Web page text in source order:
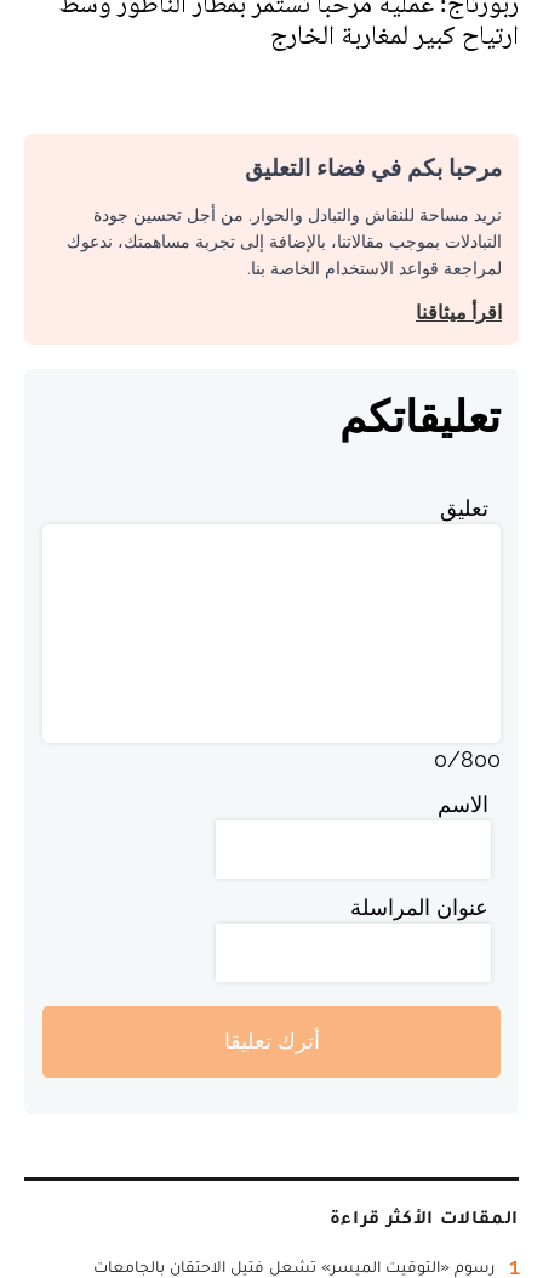
ارتياح كبير لمغاربة الخارج
مرحبا بكم في فضاء التعليق
نريد مساحة للنقاش والتبادل والحوار. من أجل تحسين جودة
التبادلات بموجب مقالاتنا، بالإضافة إلى تجربة مساهمتك، ندعوك
لمراجعة قواعد الاستخدام الخاصة بنا.
اقرأ ميثاقنا
تعليقاتكم
تعليق
0/800
الاسم
عنوان المراسلة
أترك تعليقا
المقالات الأكثر قراءة
1
رسوم «التوقيت الميسر» تشعل فتيل الاحتقان بالجامعات